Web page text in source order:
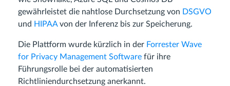
gewährleistet die nahtlose Durchsetzung von DSGVO
und HIPAAvon der Inferenz bis zur Speicherung.
Die Plattform wurde kürzlich in der Forrester Wave
for Privacy Management Software für ihre
Führungsrolle bei der automatisierten
Richtliniendurchsetzung anerkannt.